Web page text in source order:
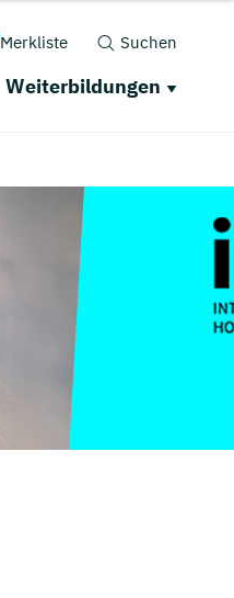
Merkliste Suchen
Weiterbildungen